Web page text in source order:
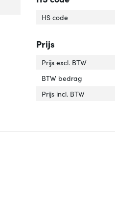
HS code
Prijs
Prijs excl. BTW
BTW bedrag
Prijs incl. BTW